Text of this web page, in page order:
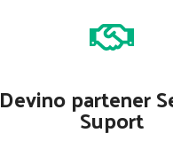
Devino partener
Suport